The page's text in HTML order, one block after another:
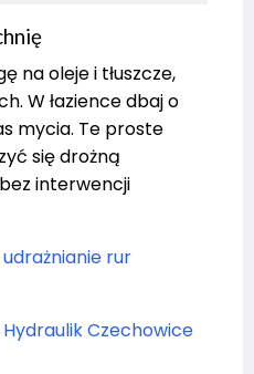
na oleje i tłuszcze,
W łazience dbaj o
mycia. Te proste
się drożną
interwencji
udrażnianie rur
Hydraulik Czechowice